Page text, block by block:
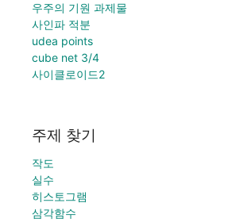
우주의 기원 과제물
사인파 적분
udea points
cube net 3/4
사이클로이드2
주제 찾기
작도
실수
히스토그램
삼각함수